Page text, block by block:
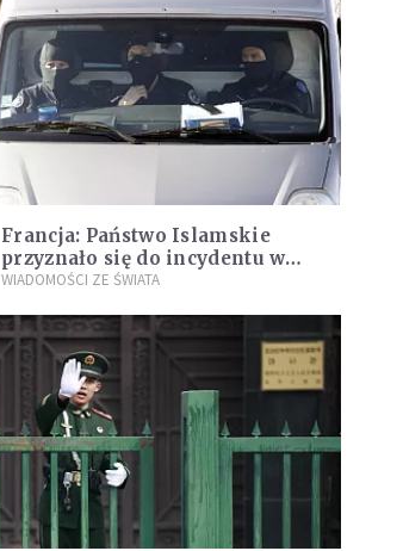
Francja: Państwo Islamskie
przyznało się do incydentu w
Trebes
WIADOMOŚCI ZE ŚWIATA